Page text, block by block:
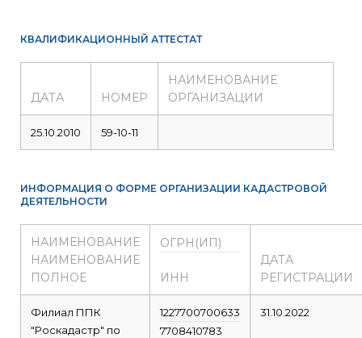
КВАЛИФИКАЦИОННЫЙ АТТЕСТАТ
ДАТА НОМЕР
НАИМЕНОВАНИЕ
ОРГАНИЗАЦИИ
25.10.2010 59-10-11
ИНФОРМАЦИЯ О ФОРМЕ ОРГАНИЗАЦИИ КАДАСТРОВОЙ
ДЕЯТЕЛЬНОСТИ
НАИМЕНОВАНИЕ
НАИМЕНОВАНИЕ
ПОЛНОЕ
ОГРН(ИП)
ИНН
ДАТА
РЕГИСТРАЦИИ
Филиал ППК
"Роскадастр" по
1227700700633
7708410783
31.10.2022